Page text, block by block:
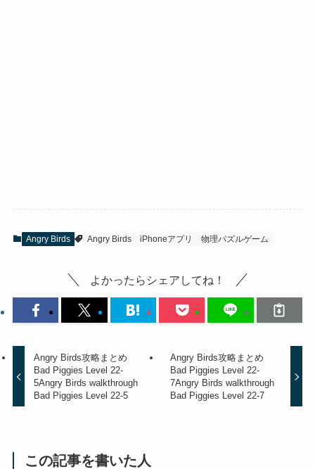
Angry Birds Angry Birds iPhoneアプリ 物理パズルゲーム
よかったらシェアしてね！
Angry Birds攻略まとめ
Bad Piggies Level 22-
5Angry Birds walkthrough
Bad Piggies Level 22-5
Angry Birds攻略まとめ
Bad Piggies Level 22-
7Angry Birds walkthrough
Bad Piggies Level 22-7
この記事を書いた人